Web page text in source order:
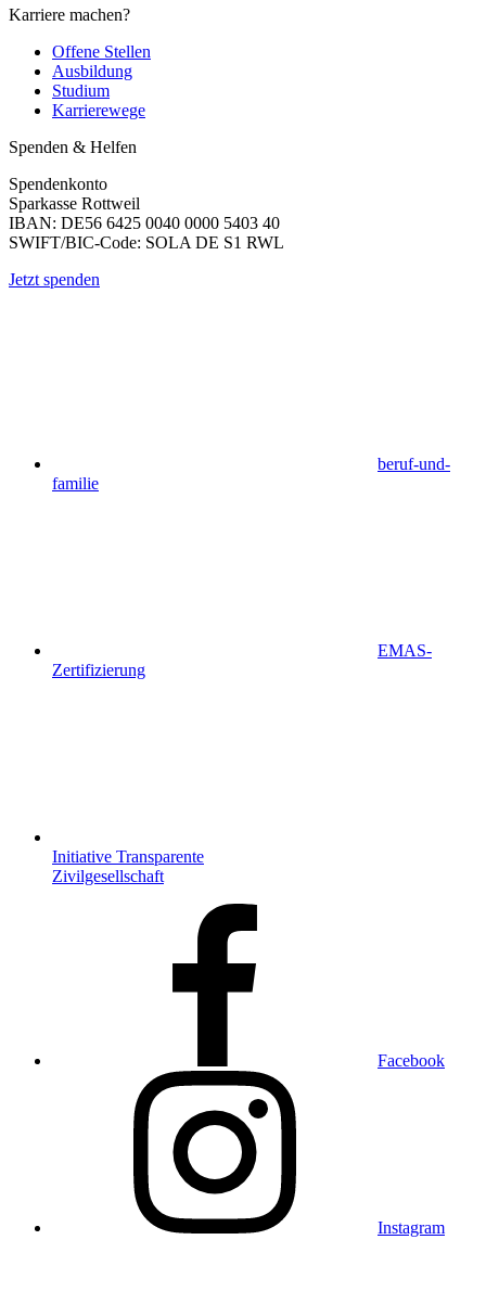
Karriere machen?
Offene Stellen
Ausbildung
Studium
Karrierewege
Spenden & Helfen
Spendenkonto
Sparkasse Rottweil
IBAN: DE56 6425 0040 0000 5403 40
SWIFT/BIC-Code: SOLA DE S1 RWL
Jetzt spenden
beruf-und-
familie
EMAS-
Zertifizierung
Initiative Transparente
Zivilgesellschaft
Facebook
Instagram